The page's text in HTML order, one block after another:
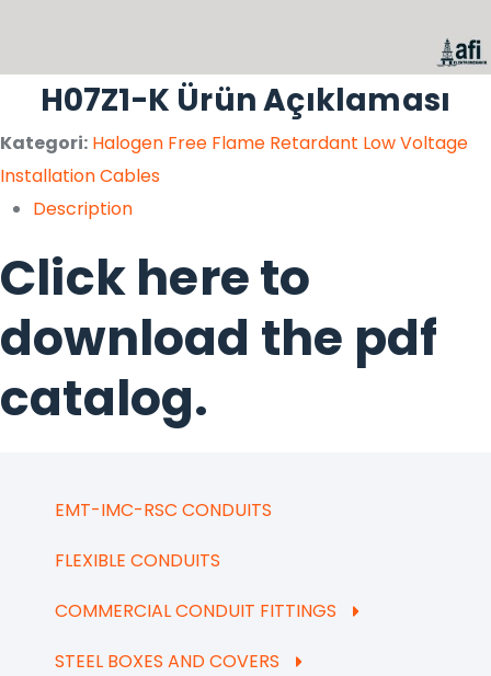
EMT-IMC-RSC CONDUITS
FLEXIBLE CONDUITS
COMMERCIAL CONDUIT FITTINGS
STEEL BOXES AND COVERS
H07Z1-K Ürün Açıklaması
Kategori: Halogen Free Flame Retardant Low Voltage
Installation Cables
Description
Clickhereto
download the pdf
catalog.